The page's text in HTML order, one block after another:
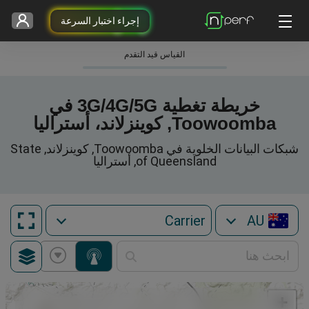
إجراء اختبار السرعة
القياس قيد التقدم
خريطة تغطية 3G/4G/5G في
Toowoomba, كوينزلاند، أستراليا
شبكات البيانات الخلوية في Toowoomba, كوينزلاند, State
of Queensland, أستراليا
AU